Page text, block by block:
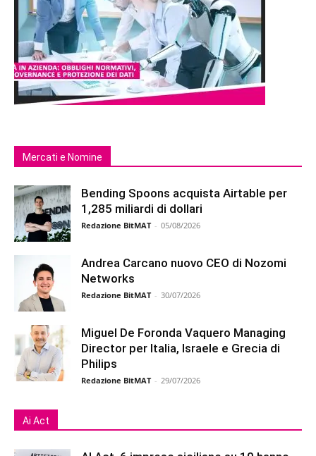
Mercati e Nomine
Bending Spoons acquista Airtable per
1,285 miliardi di dollari
Redazione BitMAT - 05/08/2026
Andrea Carcano nuovo CEO di Nozomi
Networks
Redazione BitMAT - 30/07/2026
Miguel De Foronda Vaquero Managing
Director per Italia, Israele e Grecia di
Philips
Redazione BitMAT - 29/07/2026
Ai Act